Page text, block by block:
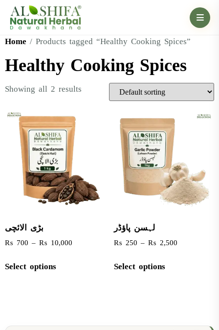
Home / Products tagged “Healthy Cooking Spices”
Healthy Cooking Spices
Showing all 2 results
بڑی الائچی
₨ 700 – ₨ 10,000
Select options
لہسن پاؤڈر
₨ 250 – ₨ 2,500
Select options